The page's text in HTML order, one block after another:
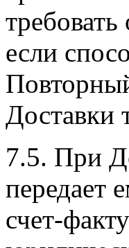
если
Доставки
7.5. При
передает
счет-